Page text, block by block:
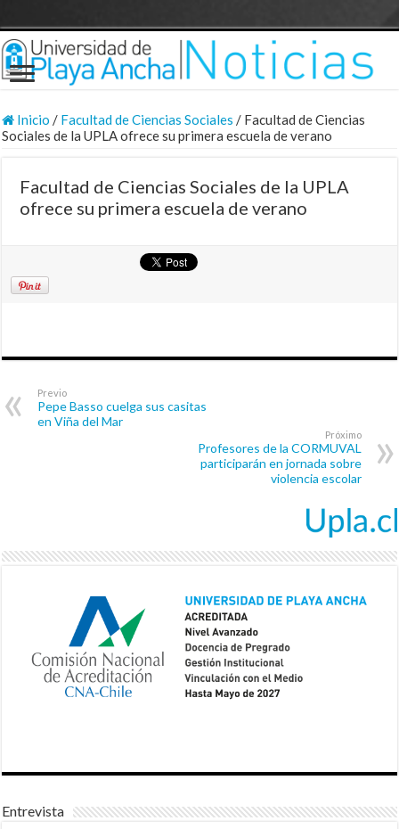
Inicio / Facultad de Ciencias Sociales / Facultad de Ciencias
Sociales de la UPLA ofrece su primera escuela de verano
Facultad de Ciencias Sociales de la UPLA
ofrece su primera escuela de verano
Previo
Pepe Basso cuelga sus casitas
en Viña del Mar
Próximo
Profesores de la CORMUVAL
participarán en jornada sobre
violencia escolar
Entrevista